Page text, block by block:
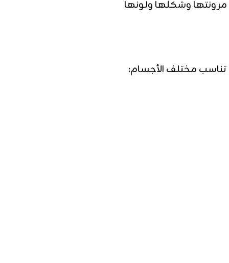
وشكلها ولونها
مختلف الأجسام: